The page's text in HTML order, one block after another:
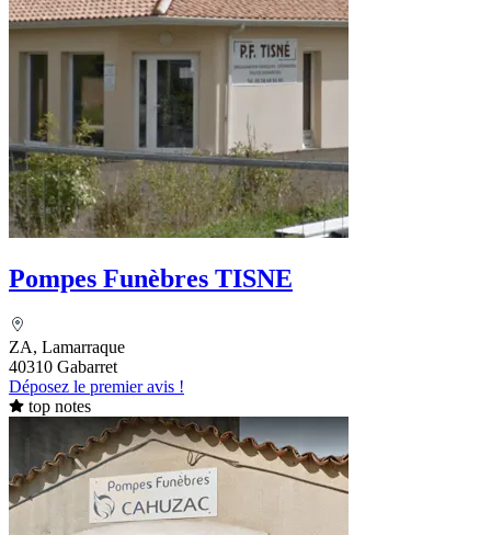
Pompes Funèbres TISNE
ZA, Lamarraque
40310 Gabarret
Déposez le premier avis !
top notes